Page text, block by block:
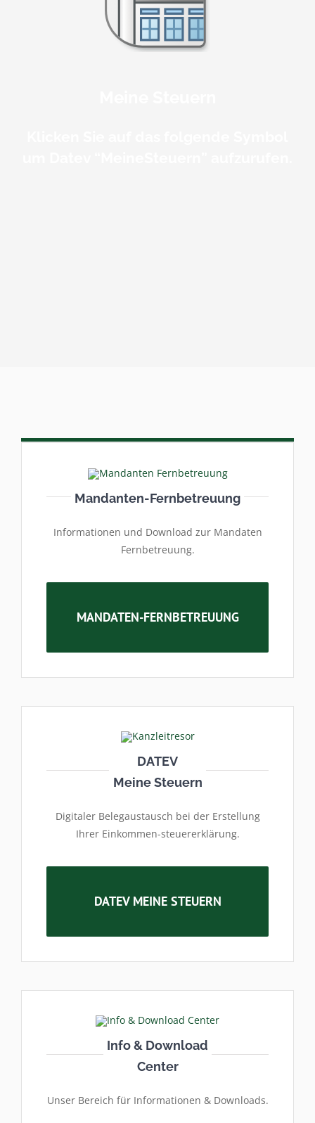
Mandanten-Fernbetreuung
Informationen und Download zur Mandaten
Fernbetreuung.
MANDATEN-FERNBETREUUNG
DATEV
Meine Steuern
Digitaler Belegaustausch bei der Erstellung
Ihrer Einkommen-steuererklärung.
DATEV MEINE STEUERN
Info & Download
Center
Unser Bereich für Informationen & Downloads.